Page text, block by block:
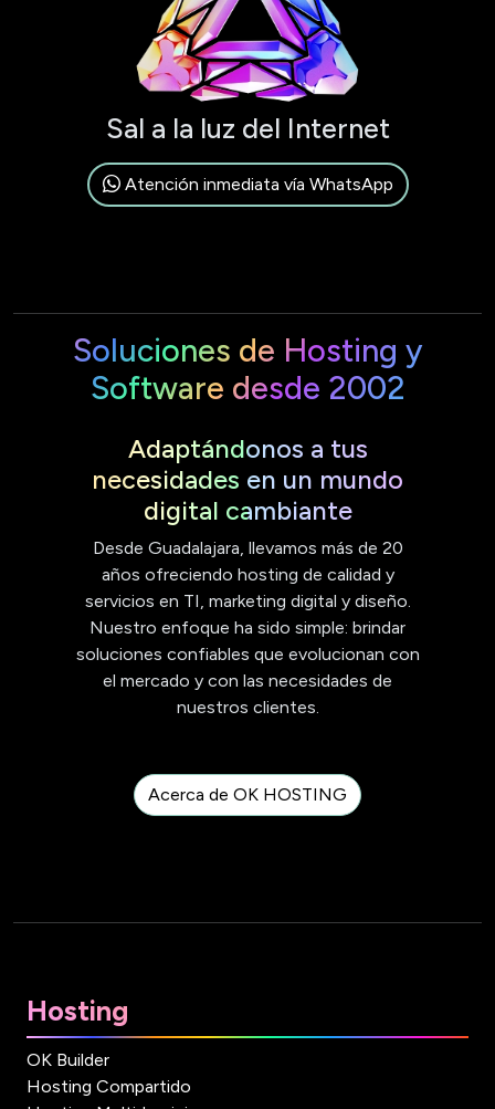
Sal a la luz del Internet
Atención inmediata vía WhatsApp
Soluciones de Hosting y
Software desde 2002
Adaptándonos a tus
necesidades en un mundo
digital cambiante
Desde Guadalajara, llevamos más de 20
años ofreciendo hosting de calidad y
servicios en TI, marketing digital y diseño.
Nuestro enfoque ha sido simple: brindar
soluciones confiables que evolucionan con
el mercado y con las necesidades de
nuestros clientes.
Acerca de OK HOSTING
Hosting
OK Builder
Hosting Compartido